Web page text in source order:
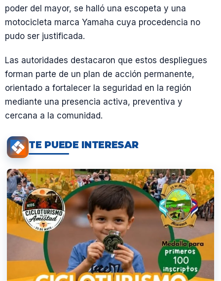
poder del mayor, se halló una escopeta y una
motocicleta marca Yamaha cuya procedencia no
pudo ser justificada.
Las autoridades destacaron que estos despliegues
forman parte de un plan de acción permanente,
orientado a fortalecer la seguridad en la región
mediante una presencia activa, preventiva y
cercana a la comunidad.
TE PUEDE INTERESAR